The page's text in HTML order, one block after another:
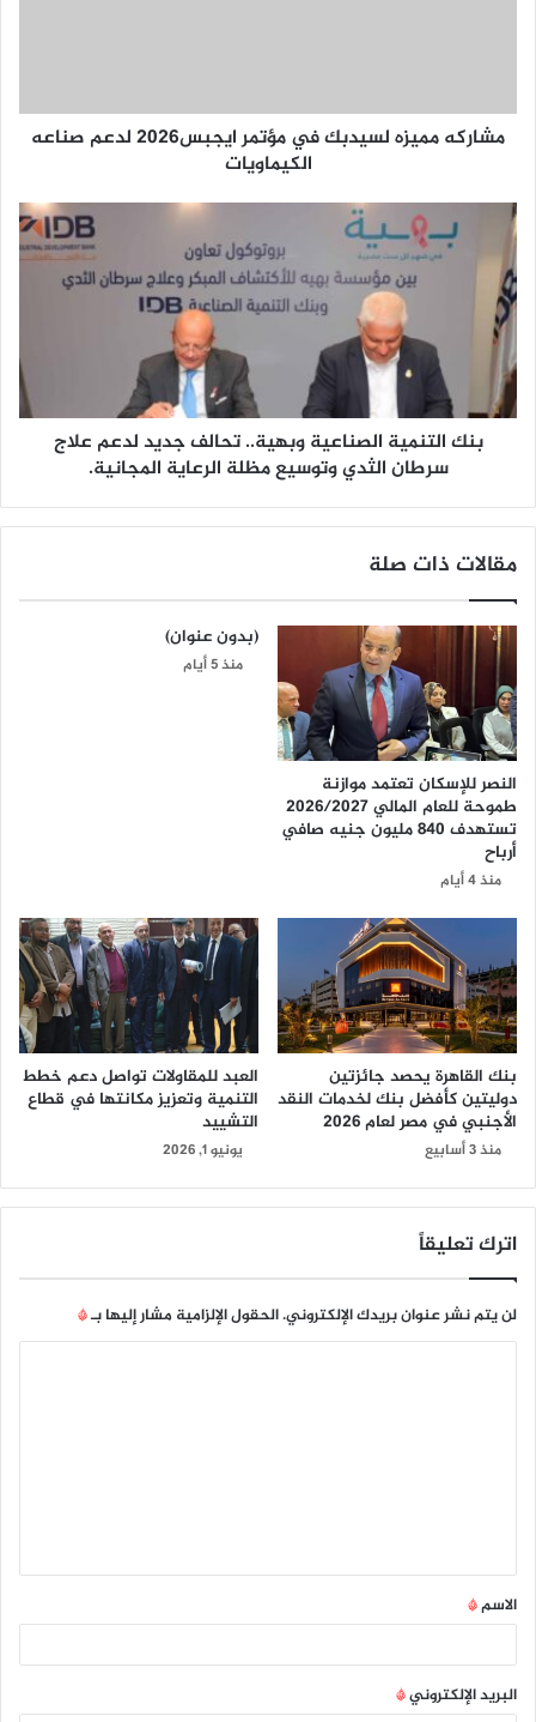
مشاركه مميزه لسيدبك في مؤتمر ايجبس2026 لدعم صناعه
الكيماويات
بنك التنمية الصناعية وبهية.. تحالف جديد لدعم علاج
سرطان الثدي وتوسيع مظلة الرعاية المجانية.
مقالات ذات صلة
النصر للإسكان تعتمد موازنة
طموحة للعام المالي 2026/2027
تستهدف 840 مليون جنيه صافي
أرباح
منذ 4 أيام
(بدون عنوان)
منذ 5 أيام
بنك القاهرة يحصد جائزتين
دوليتين كأفضل بنك لخدمات النقد
الأجنبي في مصر لعام 2026
منذ 3 أسابيع
العبد للمقاولات تواصل دعم خطط
التنمية وتعزيز مكانتها في قطاع
التشييد
يونيو 1, 2026
اترك تعليقاً
لن يتم نشر عنوان بريدك الإلكتروني.الحقول الإلزامية مشار إليها بـ*
ق
*
الاسم*
البريد الإلكتروني*